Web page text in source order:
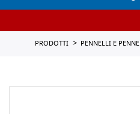
PRODOTTI PENNELLI E